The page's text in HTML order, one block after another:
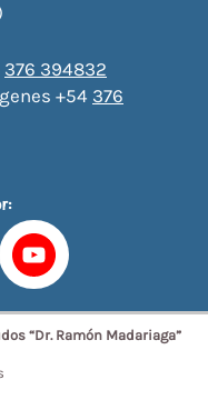
376 394832
+54 376
“Dr. Ramón Madariaga”